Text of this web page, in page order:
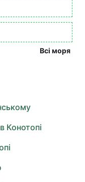
Всі моря
Конотопі